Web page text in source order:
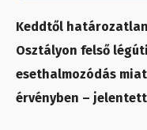
Keddtől
Osztályon felső
esethalmozódás
érvényben –